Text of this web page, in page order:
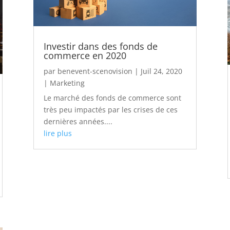
Investir dans des fonds de
commerce en 2020
par benevent-scenovision | Juil 24, 2020
| Marketing
Le marché des fonds de commerce sont
très peu impactés par les crises de ces
dernières années....
lire plus